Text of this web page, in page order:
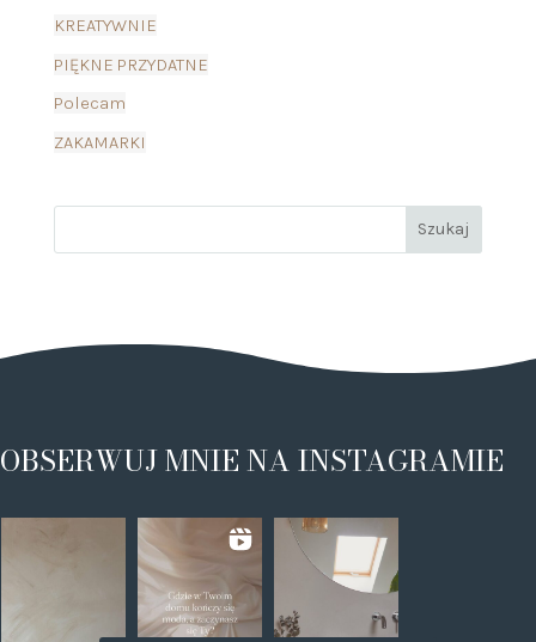
KREATYWNIE
PIĘKNE PRZYDATNE
Polecam
ZAKAMARKI
OBSERWUJ MNIE NA INSTAGRAMIE